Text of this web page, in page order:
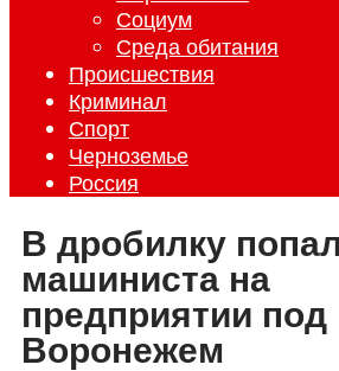
Социум
Среда обитания
Происшествия
Криминал
Спорт
Черноземье
Россия
В дробилку
машиниста на
предприятии под
Воронежем